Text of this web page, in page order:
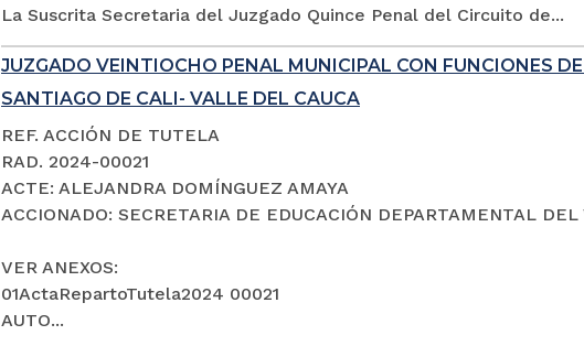
La Suscrita Secretaria del Juzgado Quince Penal del Circuito de...
JUZGADO VEINTIOCHO PENAL MUNICIPAL CON FUNCIONES
SANTIAGO DE CALI- VALLE DEL CAUCA
REF. ACCIÓN DE TUTELA
RAD. 2024-00021
ACTE: ALEJANDRA DOMÍNGUEZ AMAYA
ACCIONADO: SECRETARIA DE EDUCACIÓN DEPARTAMENTAL
VER ANEXOS:
01ActaRepartoTutela2024 00021
AUTO...